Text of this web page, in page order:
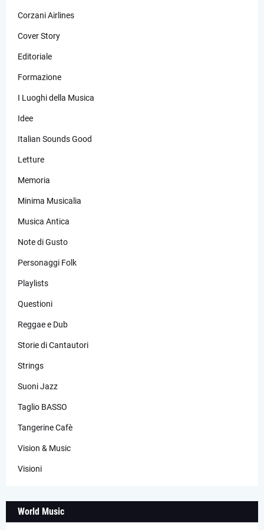
Corzani Airlines
Cover Story
Editoriale
Formazione
I Luoghi della Musica
Idee
Italian Sounds Good
Letture
Memoria
Minima Musicalia
Musica Antica
Note di Gusto
Personaggi Folk
Playlists
Questioni
Reggae e Dub
Storie di Cantautori
Strings
Suoni Jazz
Taglio BASSO
Tangerine Cafè
Vision & Music
Visioni
World Music